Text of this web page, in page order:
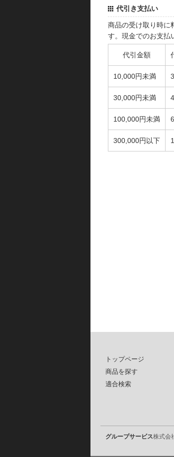
代引き支払い
商品の受け取り時に
す。現金でのお支払
代引金額
10,000円未満
30,000円未満
100,000円未満
300,000円以下
トップページ
商品を探す
適合検索
グループサービス株式会